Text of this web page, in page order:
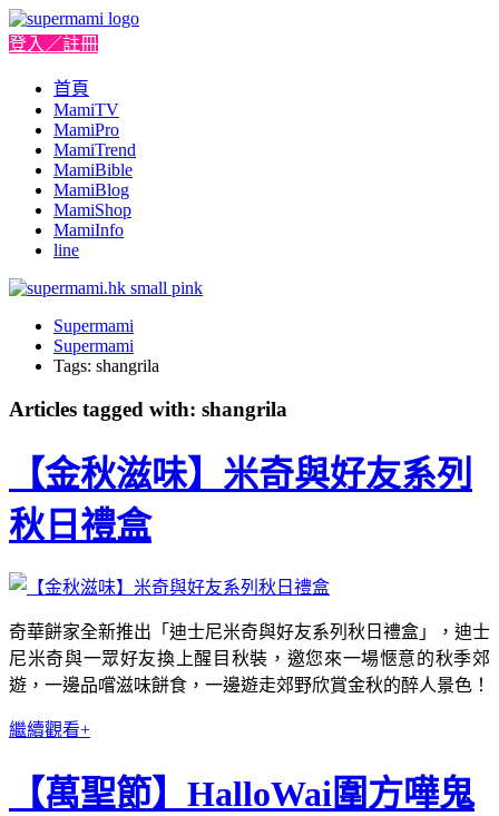
登入／註冊
首頁
MamiTV
MamiPro
MamiTrend
MamiBible
MamiBlog
MamiShop
MamiInfo
line
Supermami
Supermami
Tags: shangrila
Articles tagged with: shangrila
【金秋滋味】米奇與好友系列
秋日禮盒
奇華餅家全新推出「迪士尼米奇與好友系列秋日禮盒」，迪士
尼米奇與一眾好友換上醒目秋裝，邀您來一場愜意的秋季郊
遊，一邊品嚐滋味餅食，一邊遊走郊野欣賞金秋的醉人景色！
繼續觀看+
【萬聖節】HalloWai圍方嘩鬼